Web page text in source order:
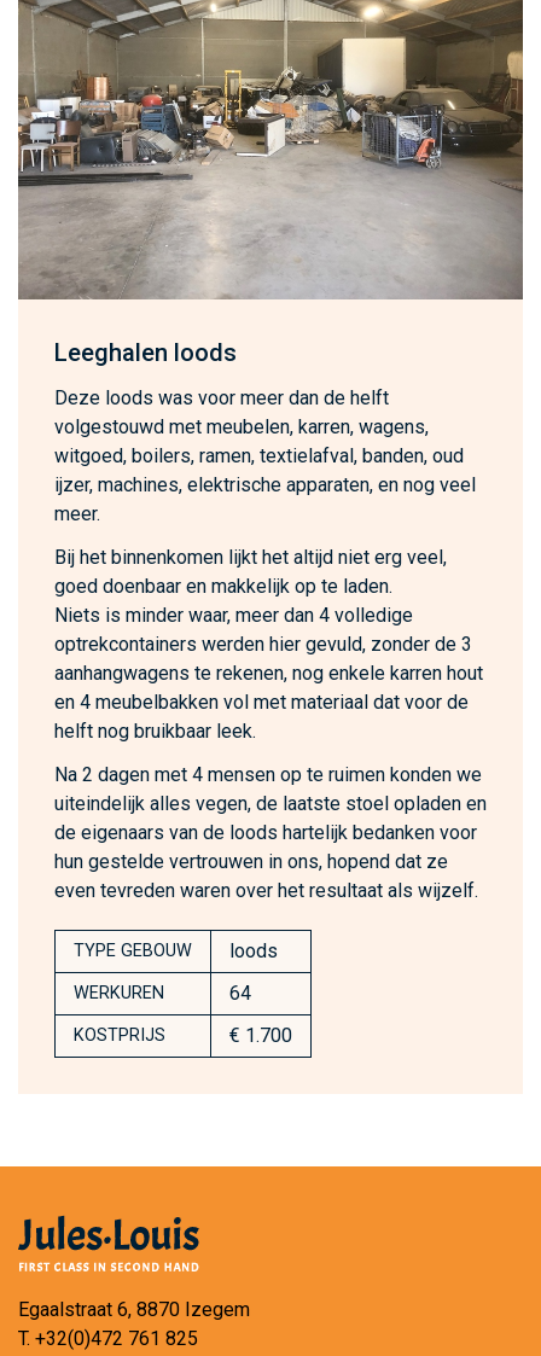
Leeghalen loods
Deze loods was voor meer dan de helft
volgestouwd met meubelen, karren, wagens,
witgoed, boilers, ramen, textielafval, banden, oud
ijzer, machines, elektrische apparaten, en nog veel
meer.
Bij het binnenkomen lijkt het altijd niet erg veel,
goed doenbaar en makkelijk op te laden.
Niets is minder waar, meer dan 4 volledige
optrekcontainers werden hier gevuld, zonder de 3
aanhangwagens te rekenen, nog enkele karren hout
en 4 meubelbakken vol met materiaal dat voor de
helft nog bruikbaar leek.
Na 2 dagen met 4 mensen op te ruimen konden we
uiteindelijk alles vegen, de laatste stoel opladen en
de eigenaars van de loods hartelijk bedanken voor
hun gestelde vertrouwen in ons, hopend dat ze
even tevreden waren over het resultaat als wijzelf.
TYPE GEBOUW loods
WERKUREN 64
KOSTPRIJS € 1.700
Egaalstraat 6, 8870 Izegem
T. +32(0)472 761 825